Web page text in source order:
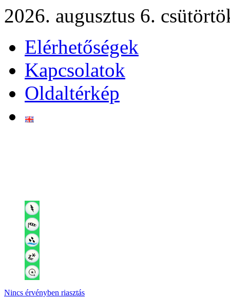
2026. augusztus 6.
Elérhetőségek
Kapcsolatok
Oldaltérkép
Nincs érvényben riasztás